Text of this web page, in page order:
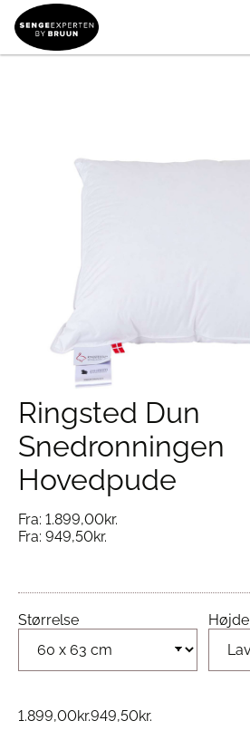
Puder → Pudemærker
hovedpuder
→ Ringsted Dun
Ringsted Dun
Snedronningen
Hovedpude
Fra: 1.899,00kr.
Fra: 949,50kr.
Størrelse Højde
1.899,00kr.949,50kr.